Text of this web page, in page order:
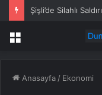
Şişli’de Silahlı
Menü
Anasayfa / Ekonomi